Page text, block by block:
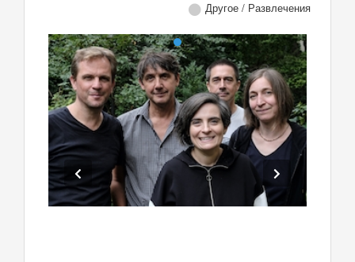
Другое / Развлечения